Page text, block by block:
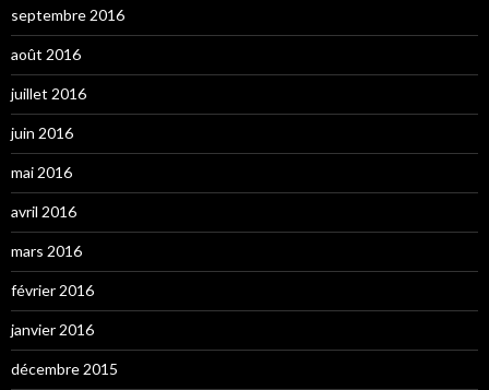
septembre 2016
août 2016
juillet 2016
juin 2016
mai 2016
avril 2016
mars 2016
février 2016
janvier 2016
décembre 2015